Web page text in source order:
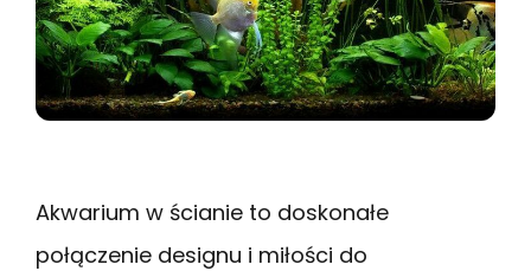
Akwarium w ścianie to doskonałe
połączenie designu i miłości do